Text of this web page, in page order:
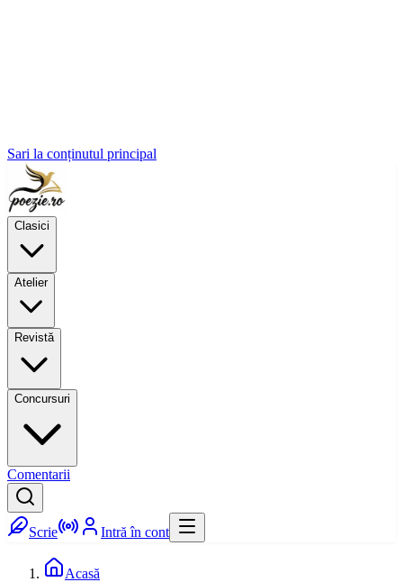
Sari la conținutul principal
Clasici
Atelier
Revistă
Concursuri
Comentarii
Scrie Intră în cont
Acasă